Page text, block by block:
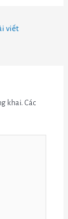
viết
khai. Các